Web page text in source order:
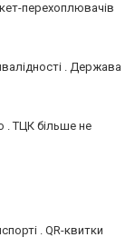
перехоплювачів
. Держава
. ТЦК більше не
. QR-квитки